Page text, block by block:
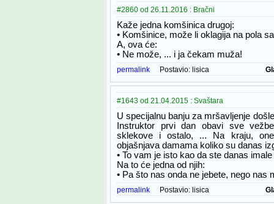
#2860 od 26.11.2016 : Bračni
Kaže jedna komšinica drugoj:
• Komšinice, može li oklagija na pola
A, ova će:
• Ne može, ... i ja čekam muža!
permalink Postavio: lisica
#1643 od 21.04.2015 : Svaštara
U specijalnu banju za mršavljenje
Instruktor prvi dan obavi sve
sklekove i ostalo, ... Na kraju,
objašnjava damama koliko su danas
• To vam je isto kao da ste danas
Na to će jedna od njih:
• Pa što nas onda ne jebete, nego nas
permalink Postavio: lisica